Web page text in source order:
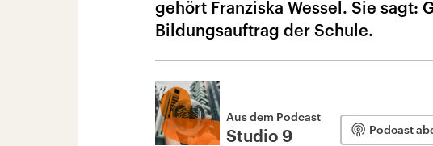
gehört Franziska Wessel. Sie sagt:
Bildungsauftrag der Schule.
Aus dem Podcast
Studio 9 Podcast